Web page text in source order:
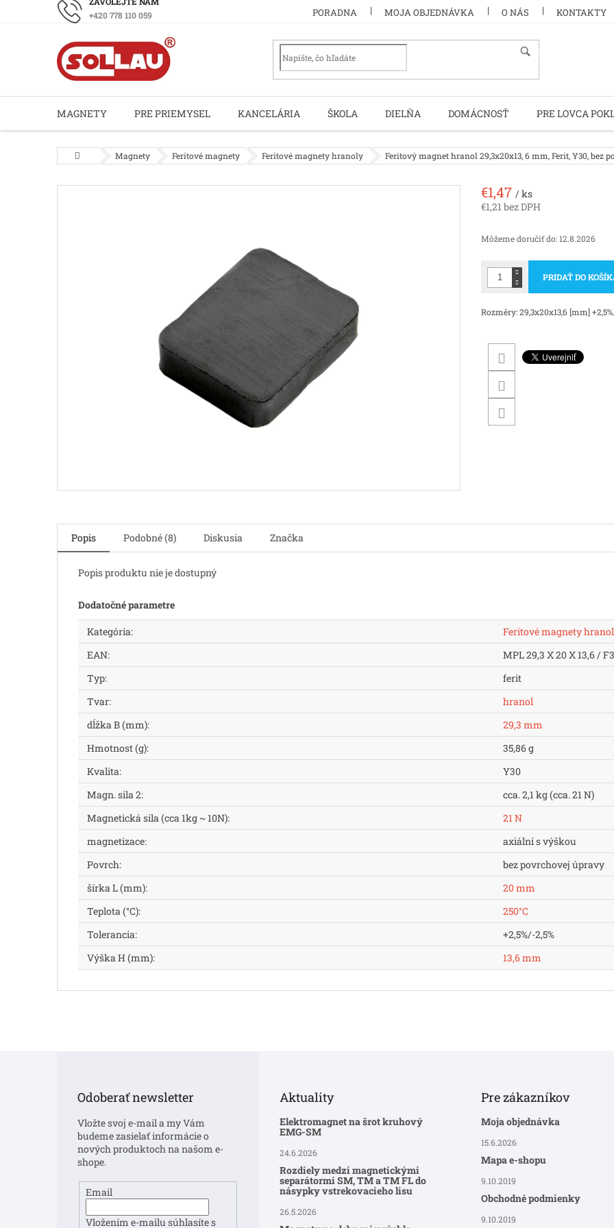
+420 778 110 059 PORADNA MOJA OBJEDNÁVKA O NÁS KONTAKTY
HĽADAŤ
MAGNETY PRE PRIEMYSEL KANCELÁRIA ŠKOLA DIELŇA DOMÁCNOSŤ PRE LOVCA
DomovMagnety Feritové magnety Feritové magnety hranoly Feritový magnet hranol 29,3x20x13, 6 mm, Ferit, Y30, bez
€1,47 / ks
€1,21 bez DPH
cena:
Môžeme doručiť do:12.8.2026
PRIDAŤ DO
Rozměry: 29,3x20x13,6 [mm]
Popis Podobné (8) Diskusia Značka
Popis produktu nie je dostupný
Dodatočné parametre
Kategória:
Feritové magnety
EAN:
MPL 29,3 X 20 X 13,6 /
Typ:
ferit
Tvar:
hranol
dĺžka B (mm):
29,3 mm
Hmotnost (g):
35,86 g
Kvalita:
Y30
Magn. sila 2:
cca. 2,1 kg (cca. 21 N)
Magnetická sila (cca 1kg ~ 10N):
21 N
magnetizace:
axiální s výškou
Povrch:
bez povrchovej úpravy
šírka L (mm):
20 mm
Teplota (°C):
250°C
Tolerancia:
+2,5%/-2,5%
Výška H (mm): 13,6 mm
Odoberať newsletter
Vložte svoj e-mail a my Vám
budeme zasielať informácie o
nových produktoch na našom e-
shope.
Email
Vložením e-mailu súhlasíte s
Aktuality
Elektromagnet na šrot kruhový
EMG-SM
24.6.2026
Rozdiely medzi magnetickými
separátormi SM, TM a TM FL do
násypky vstrekovacieho lisu
26.5.2026
Pre zákazníkov
Moja objednávka
15.6.2026
Mapa e-shopu
9.10.2019
Obchodné podmienky
9.10.2019